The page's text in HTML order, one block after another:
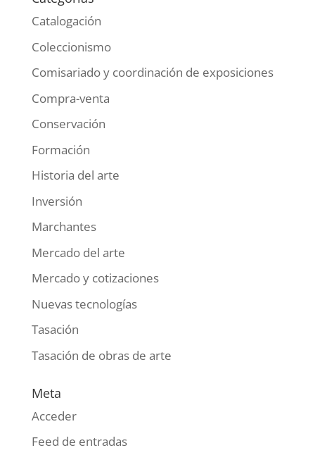
Catalogación
Coleccionismo
Comisariado y coordinación de exposiciones
Compra-venta
Conservación
Formación
Historia del arte
Inversión
Marchantes
Mercado del arte
Mercado y cotizaciones
Nuevas tecnologías
Tasación
Tasación de obras de arte
Meta
Acceder
Feed de entradas